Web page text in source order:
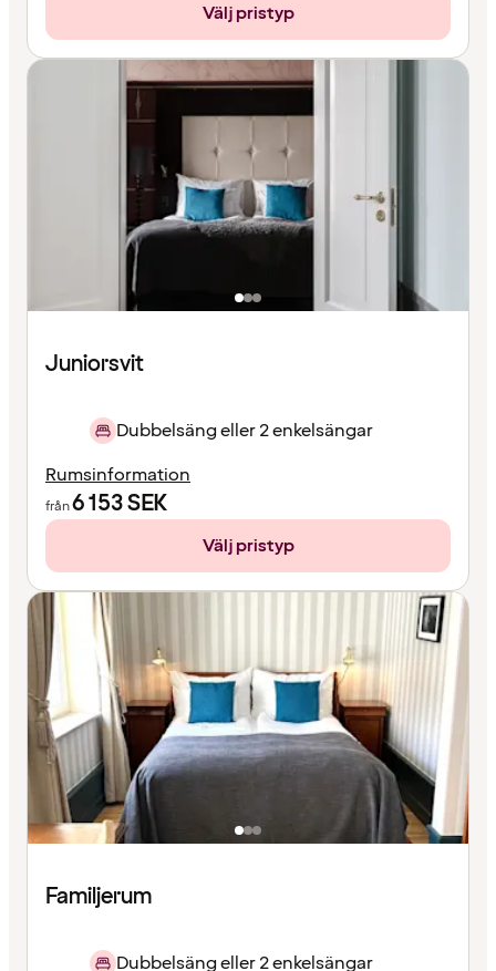
Välj pristyp
Juniorsvit
Dubbelsäng eller 2 enkelsängar
Rumsinformation
från6 153SEK
Välj pristyp
Familjerum
Dubbelsäng eller 2 enkelsängar